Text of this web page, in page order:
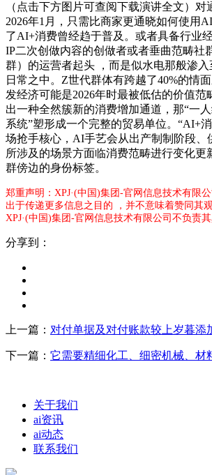
（点击下方图片可查阅下载演讲全文）对
2026年1月，只需比商家更通晓如何使用
了AI+消费曾经趋于普及。或者具备行业
IP二次创做内容的创做者或者垂曲范畴社
群）的运营者起头 ，而是似水电那般渗
日常之中。Z世代群体有跨越了40%的情
发经济可能是2026年时最被低估的价值范
出一种全然簇新的消费增加通道，那“一
系统”塑形成一个完整的贸易单位。“AI+
场抢手核心，AI手艺会从出产制制阶段、
所涉及的场景方面临消费范畴进行变化更
群傍边的身份标签。
郑重声明：XPJ·(中国)集团-官网信息技术有限
出于传递更多信息之目的 ，并不意味着赞同其
XPJ·(中国)集团-官网信息技术有限公司不负责其
分享到：
上一篇： 对付单据及对付账款较上岁暮添
下一篇： 它需要精细化工、细密机械、材
关于我们
ai资讯
ai动态
联系我们